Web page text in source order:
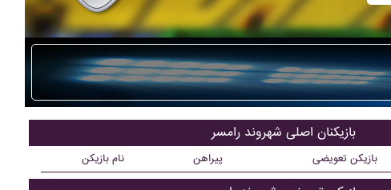
بازیکنان اصلی شهروند رامسر
نام بازیکن پیراهن بازیکن تعویضی